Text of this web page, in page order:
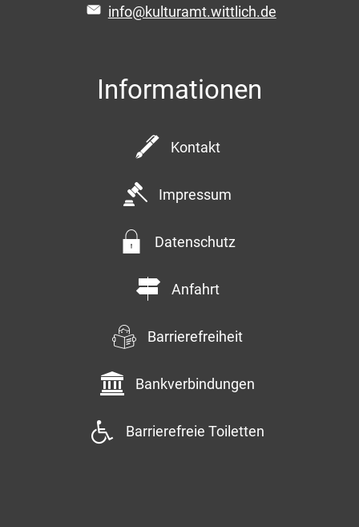
info@kulturamt.wittlich.de
Informationen
Kontakt
Impressum
Datenschutz
Anfahrt
Barrierefreiheit
Bankverbindungen
Barrierefreie Toiletten